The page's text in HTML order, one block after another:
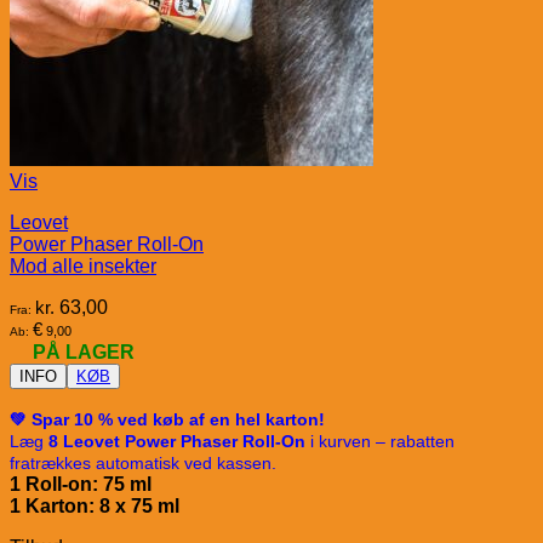
Vis
Leovet
Power Phaser Roll-On
Mod alle insekter
Fra: kr. 63,00
Ab: € 9,00
PÅ LAGER
INFO KØB
💚 Spar 10 % ved køb af en hel karton!
Læg 8 Leovet Power Phaser Roll-On i kurven – rabatten
fratrækkes automatisk ved kassen.
1 Roll-on: 75 ml
1 Karton: 8 x 75 ml